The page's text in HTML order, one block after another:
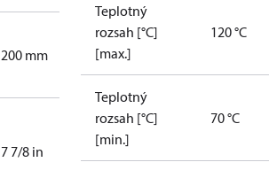
200 mm
7 7/8 in
Teplotný
rozsah [°C]
[max.]
120 °C
Teplotný
rozsah [°C]
[min.]
70 °C